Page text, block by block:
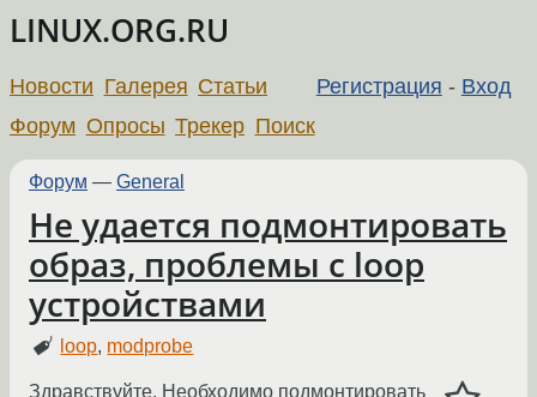
LINUX.ORG.RU
Регистрация - Вход
Новости Галерея Статьи
Форум Опросы Трекер Поиск
Форум — General
Не удается подмонтировать
образ, проблемы с loop
устройствами
loop, modprobe
Здравствуйте. Необходимо подмонтировать